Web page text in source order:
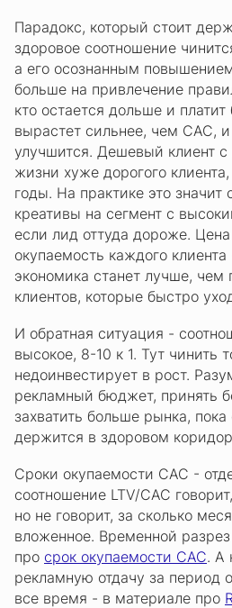
Парадокс, который стоит
здоровое соотношение
а его осознанным
больше на привлечение
кто остается дольше и
вырастет сильнее, чем CAC,
улучшится. Дешевый клиент с
жизни хуже дорогого
годы. На практике это значит
креативы на сегмент с
если лид оттуда дороже.
окупаемость каждого
экономика станет лучше, чем
клиентов, которые быстро
И обратная ситуация -
высокое, 8-10 к 1. Тут чинить
недоинвестирует в рост.
рекламный бюджет, принять
захватить больше рынка,
держится в здоровом
Сроки окупаемости CAC -
соотношение LTV/CAC
но не говорит, за сколько
вложенное. Временной
про срок окупаемости CAC. А
рекламную отдачу за период
все время - в материале про